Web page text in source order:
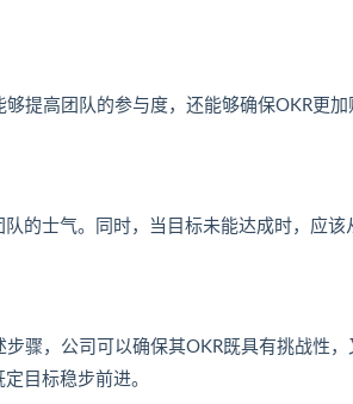
提高团队的参与度，还能够确保OKR更加
的士气。同时，当目标未能达成时，应该
骤，公司可以确保其OKR既具有挑战性，
目标稳步前进。